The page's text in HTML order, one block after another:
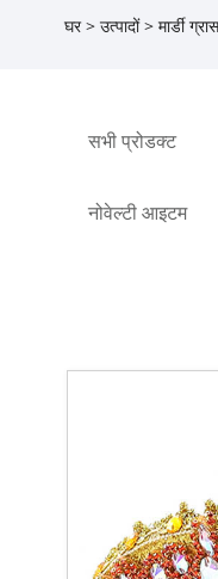
घर > उत्पादों> मार्डी
सभी प्रोडक्ट
नोवेल्टी आइटम